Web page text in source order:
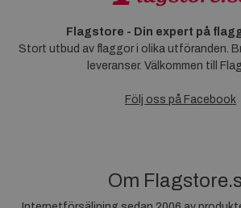
Flagstore - Din expert på
Stort utbud av flaggor i olika utföranden.
leveranser. Välkommen till
Följ oss på Facebook
Om